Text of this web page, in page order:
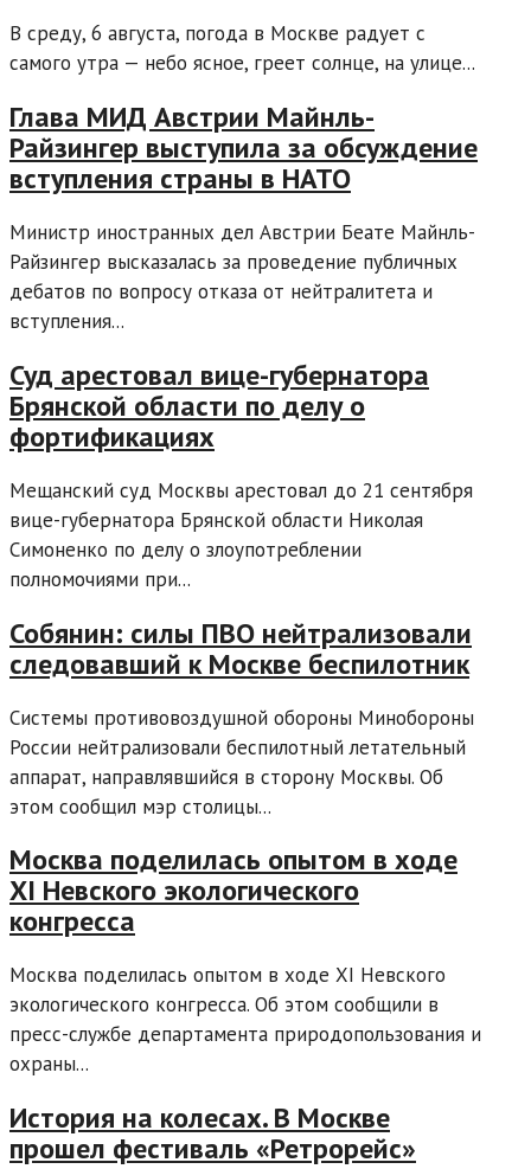
В среду, 6 августа, погода в Москве радует с
самого утра — небо ясное, греет солнце, на улице...
Глава МИД Австрии Майнль-
Райзингер выступила за обсуждение
вступления страны в НАТО
Министр иностранных дел Австрии Беате Майнль-
Райзингер высказалась за проведение публичных
дебатов по вопросу отказа от нейтралитета и
вступления...
Суд арестовал вице-губернатора
Брянской области по делу о
фортификациях
Мещанский суд Москвы арестовал до 21 сентября
вице-губернатора Брянской области Николая
Симоненко по делу о злоупотреблении
полномочиями при...
Собянин: силы ПВО нейтрализовали
следовавший к Москве беспилотник
Системы противовоздушной обороны Минобороны
России нейтрализовали беспилотный летательный
аппарат, направлявшийся в сторону Москвы. Об
этом сообщил мэр столицы...
Москва поделилась опытом в ходе
XI Невского экологического
конгресса
Москва поделилась опытом в ходе XI Невского
экологического конгресса. Об этом сообщили в
пресс-службе департамента природопользования и
охраны...
История на колесах. В Москве
прошел фестиваль «Ретрорейс»